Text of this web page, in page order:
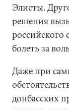
Элисты.
решения
российского
болеть за
Даже при
донбасских